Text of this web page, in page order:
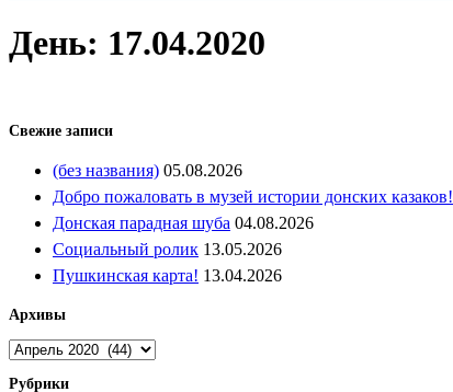
ЗАКРЫТЬ
День: 17.04.2020
Свежие записи
(без названия) 05.08.2026
Добро пожаловать в музей истории донских казаков!
Донская парадная шуба 04.08.2026
Социальный ролик 13.05.2026
Пушкинская карта! 13.04.2026
Архивы
Архивы
Рубрики